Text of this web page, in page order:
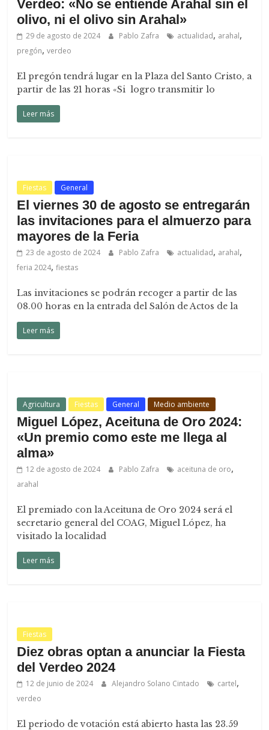
Verdeo: «No se entiende Arahal sin el
olivo, ni el olivo sin Arahal»
29 de agosto de 2024 Pablo Zafra actualidad, arahal,
pregón,verdeo
El pregón tendrá lugar en la Plaza del Santo Cristo, a
partir de las 21 horas «Si logro transmitir lo
Leer más
Fiestas General
El viernes 30 de agosto se entregarán
las invitaciones para el almuerzo para
mayores de la Feria
23 de agosto de 2024 Pablo Zafra actualidad, arahal,
feria 2024,fiestas
Las invitaciones se podrán recoger a partir de las
08.00 horas en la entrada del Salón de Actos de la
Leer más
Agricultura Fiestas General Medio ambiente
Miguel López, Aceituna de Oro 2024:
«Un premio como este me llega al
alma»
12 de agosto de 2024 Pablo Zafra aceituna de oro,
arahal
El premiado con la Aceituna de Oro 2024 será el
secretario general del COAG, Miguel López, ha
visitado la localidad
Leer más
Fiestas
Diez obras optan a anunciar la Fiesta
del Verdeo 2024
12 de junio de 2024 Alejandro Solano Cintado cartel,
verdeo
El periodo de votación está abierto hasta las 23.59